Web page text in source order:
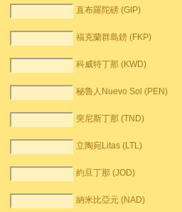
直布羅陀磅 (GIP)
福克蘭群島鎊 (FKP)
科威特丁那 (KWD)
秘魯人Nuevo Sol (PEN)
突尼斯丁那 (TND)
立陶宛Litas (LTL)
約旦丁那 (JOD)
納米比亞元 (NAD)